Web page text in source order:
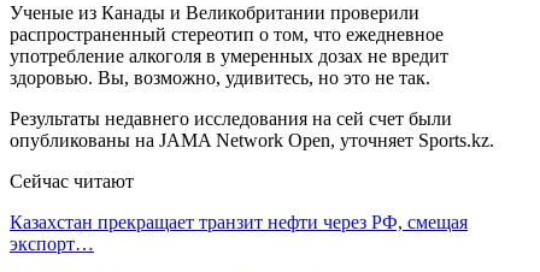
Ученые из Канады и Великобритании проверили
распространенный стереотип о том, что ежедневное
употребление алкоголя в умеренных дозах не вредит
здоровью. Вы, возможно, удивитесь, но это не так.
Результаты недавнего исследования на сей счет были
опубликованы на JAMA Network Open, уточняет Sports.kz.
Сейчас читают
Казахстан прекращает транзит нефти через РФ, смещая
экспорт…